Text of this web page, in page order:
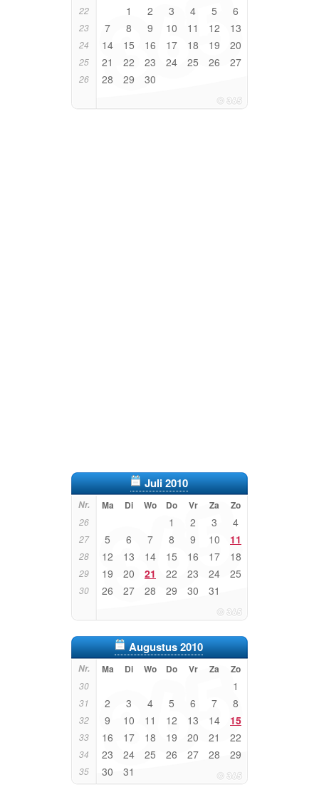
22 1 2 3 4 5 6
23 7 8 9 10 11 12 13
24 14 15 16 17 18 19 20
25 21 22 23 24 25 26 27
26 28 29 30
Juli 2010
Nr. Ma Di Wo Do Vr Za Zo
26 1 2 3 4
27 5 6 7 8 9 10 11
28 12 13 14 15 16 17 18
29 19 20 21 22 23 24 25
30 26 27 28 29 30 31
Augustus 2010
Nr. Ma Di Wo Do Vr Za Zo
30 1
31 2 3 4 5 6 7 8
32 9 10 11 12 13 14 15
33 16 17 18 19 20 21 22
34 23 24 25 26 27 28 29
35 30 31